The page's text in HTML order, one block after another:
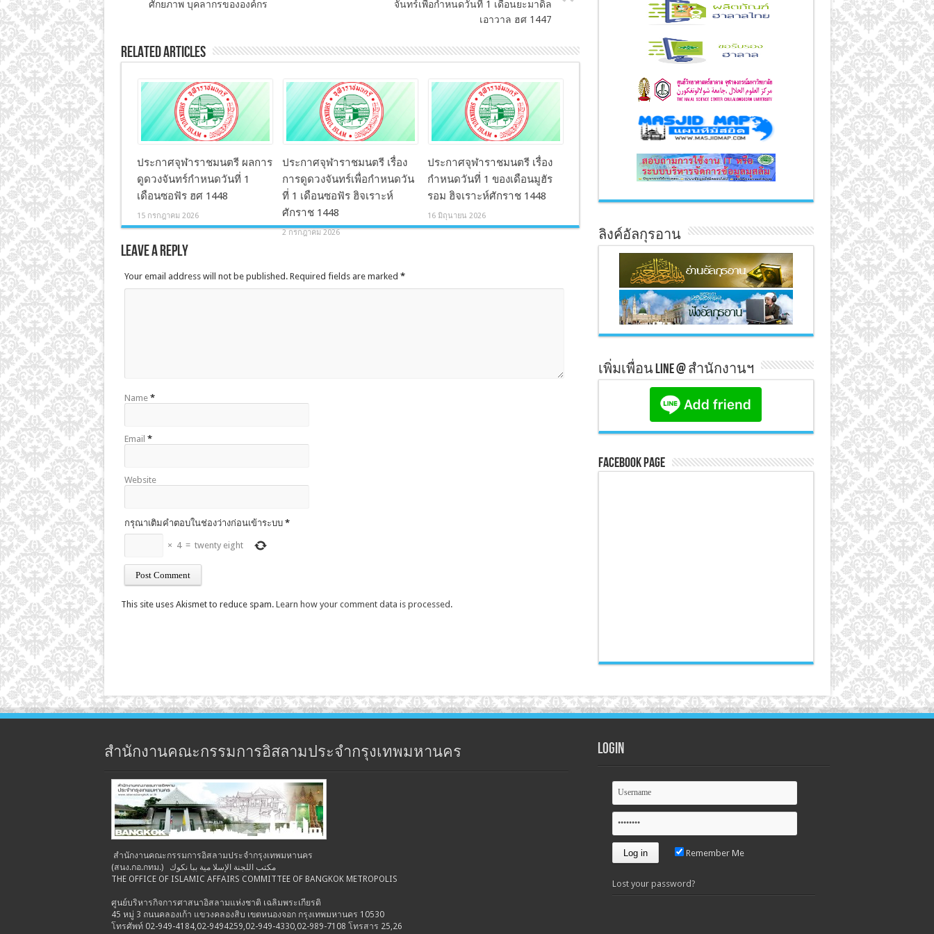
ศักยภาพ บุคลากรขององค์กร
จันทร์เพื่อกำหนดวันที่ 1 เดือนยะมาดิ้ล
เอาวาล ฮศ 1447
Related Articles
ประกาศจุฬาราชมนตรี ผลการ
ดูดวงจันทร์กำหนดวันที่ 1
เดือนซอฟัร ฮศ 1448
15 กรกฎาคม 2026
ประกาศจุฬาราชมนตรี เรื่อง
การดูดวงจันทร์เพื่อกำหนดวัน
ที่ 1 เดือนซอฟัร ฮิจเราะห์
ศักราช 1448
2 กรกฎาคม 2026
ประกาศจุฬาราชมนตรี เรื่อง
กำหนดวันที่ 1 ของเดือนมูฮัร
รอม ฮิจเราะห์ศักราช 1448
16 มิถุนายน 2026
Leave a Reply
Your email address will not be published. Required fields are marked *
Name *
Email *
Website
กรุณาเติมคำตอบในช่องว่างก่อนเข้าระบบ*
× 4 = twenty eight
This site uses Akismet to reduce spam. Learn how your comment data is processed.
ลิงค์อัลกุรอาน
เพิ่มเพื่อน line @ สำนักงานฯ
Facebook Page
สำนักงานคณะกรรมการอิสลามประจำกรุงเทพมหานคร
สำนักงานคณะกรรมการอิสลามประจำกรุงเทพมหานคร
(สนง.กอ.กทม.) مكتب اللجنة الإسلا مية ببا نكوك
THE OFFICE OF ISLAMIC AFFAIRS COMMITTEE OF BANGKOK METROPOLIS
ศูนย์บริหารกิจการศาสนาอิสลามแห่งชาติ เฉลิมพระเกียรติ
45 หมู่ 3 ถนนคลองเก้า แขวงคลองสิบ เขตหนองจอก กรุงเทพมหานคร 10530
โทรศัพท์ 02-949-4184,02-9494259,02-949-4330,02-989-7108 โทรสาร 25,26
Login
Remember Me
Lost your password?